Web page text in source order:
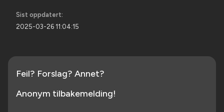
Sist oppdatert:
2025-03-26 11:04:15
Feil? Forslag? Annet?
Anonym tilbakemelding!